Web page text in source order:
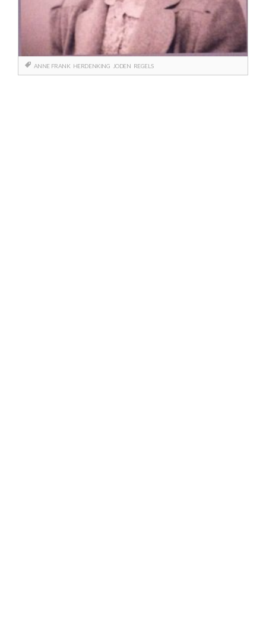
ANNE FRANK HERDENKING JODEN REGELS